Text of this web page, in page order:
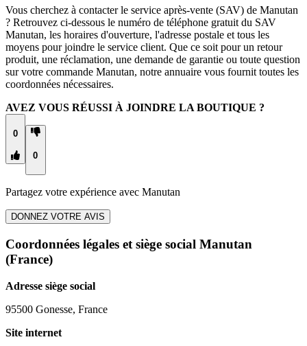
Vous cherchez à contacter le service après-vente (SAV) de Manutan
? Retrouvez ci-dessous le numéro de téléphone gratuit du SAV
Manutan, les horaires d'ouverture, l'adresse postale et tous les
moyens pour joindre le service client. Que ce soit pour un retour
produit, une réclamation, une demande de garantie ou toute question
sur votre commande Manutan, notre annuaire vous fournit toutes les
coordonnées nécessaires.
AVEZ VOUS RÉUSSI À JOINDRE LA BOUTIQUE ?
0
0
Partagez votre expérience avec Manutan
DONNEZ VOTRE AVIS
Coordonnées légales et siège social Manutan
(France)
Adresse siège social
95500 Gonesse, France
Site internet